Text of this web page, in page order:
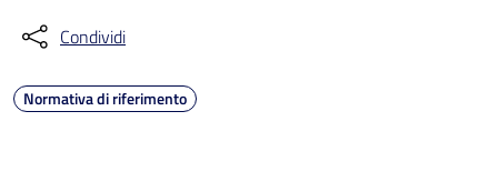
Condividi
Normativa di riferimento